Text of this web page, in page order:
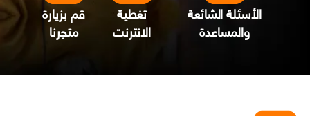
الأسئلة الشائعة
والمساعدة
تغطية
الانترنت
قم بزيارة
متجرنا